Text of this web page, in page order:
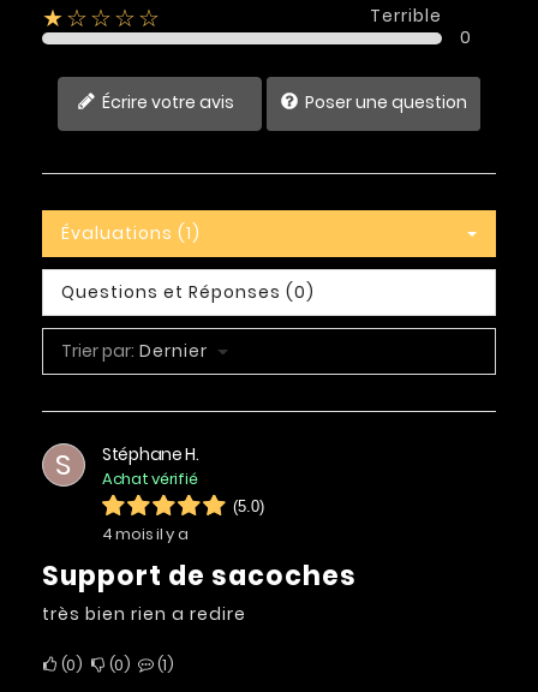
★☆☆☆☆
Terrible
0
Écrire votre avis Poser une question
Évaluations (1)
Questions et Réponses (0)
Trier par: Dernier
S Stéphane H.
Achat vérifié
(5.0)
4 mois il y a
support de sacoches
très bien rien a redire
0 0 1